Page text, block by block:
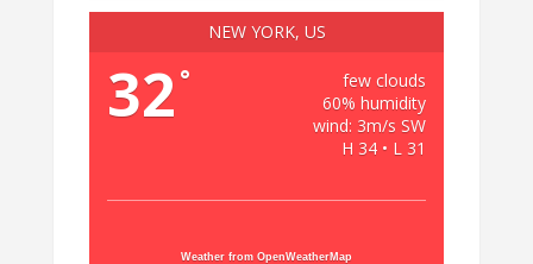
NEW YORK, US
32 °
few clouds
60% humidity
wind: 3m/s SW
H 34 • L 31
Weather from OpenWeatherMap